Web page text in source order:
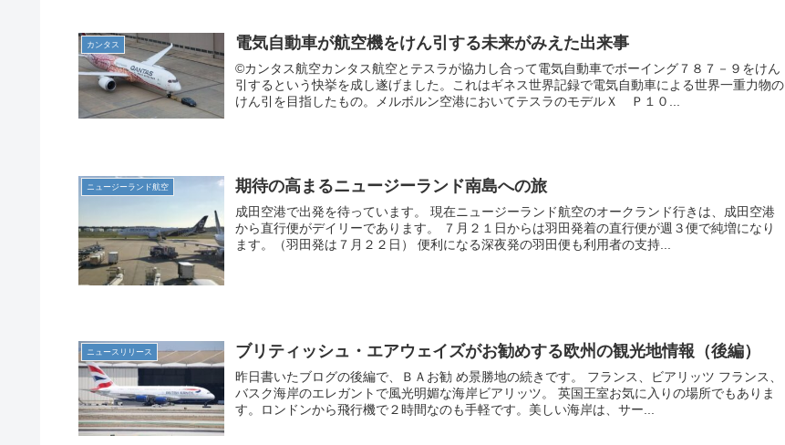
カンタス 電気自動車が航空機をけん引する未来がみえた出来事
©カンタス航空カンタス航空とテスラが協力し合って電気自動車でボーイング７８７－９をけん
引するという快挙を成し遂げました。これはギネス世界記録で電気自動車による世界一重力物の
けん引を目指したもの。メルボルン空港においてテスラのモデルＸ Ｐ１０...
ニュージーランド航空 期待の高まるニュージーランド南島への旅
成田空港で出発を待っています。 現在ニュージーランド航空のオークランド行きは、成田空港
から直行便がデイリーであります。 ７月２１日からは羽田発着の直行便が週３便で純増になり
ます。（羽田発は７月２２日） 便利になる深夜発の羽田便も利用者の支持...
ニュースリリース ブリティッシュ・エアウェイズがお勧めする欧州の観光地情報（後編）
昨日書いたブログの後編で、ＢＡお勧 め景勝地の続きです。 フランス、ビアリッツ フランス、
バスク海岸のエレガントで風光明媚な海岸ビアリッツ。 英国王室お気に入りの場所でもありま
す。ロンドンから飛行機で２時間なのも手軽です。美しい海岸は、サー...